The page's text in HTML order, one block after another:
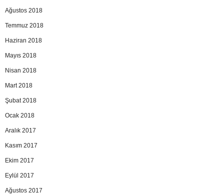
Ağustos 2018
Temmuz 2018
Haziran 2018
Mayıs 2018
Nisan 2018
Mart 2018
Şubat 2018
Ocak 2018
Aralık 2017
Kasım 2017
Ekim 2017
Eylül 2017
Ağustos 2017